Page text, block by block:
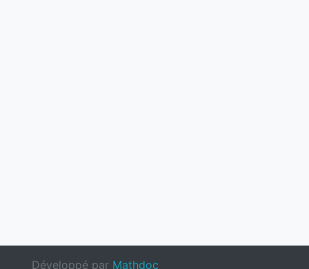
Développé par Mathdoc